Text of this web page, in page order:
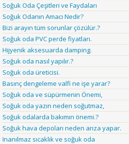
Soğuk Oda Çeşitleri ve Faydaları
Soğuk Odanın Amacı Nedir?
Bizi arayın tüm sorunlar çözülür.?
Soğuk oda PVC perde fiyatları.
Hijyenik aksesuarda damping.
Soğuk oda nasıl yapılır.?
Soğuk oda üreticisi.
Basınç dengeleme valfi ne işe yarar?
Soğuk oda ve süpürmenin Önemi,
Soğuk oda yazın neden soğutmaz,
Soğuk odalarda bakımın önemi.?
Soğuk hava depoları neden arıza yapar.
Inanılmaz sıcaklık ve soğuk oda